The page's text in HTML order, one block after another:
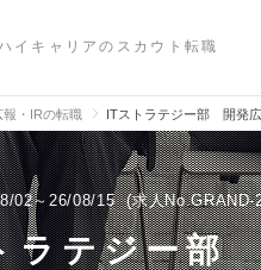
イキャリアのスカウト転職
報・IRの転職 ITストラテジー部 開発
02～26/08/15 求人No.GRAND-
ラテジー部